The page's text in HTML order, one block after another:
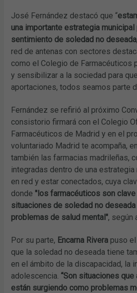
José Fernández destacó que “
una importante estrategia municipal
sentimiento de soledad no deseada
red de antenas con sectores
como el Colegio de Farmacéuticos
y sensibilizar a la sociedad para
aportaciones, todos seamos parte
Fernández se refirió al próximo
consistorio firmará con el Colegio
Farmacéuticos de Madrid y en el
voluntariado Madrid te acompaña,
también las farmacias madrileñas,
integradas dentro de una
en red y estar conectados, cuya
donde "los farmacéuticos son
situaciones de soledad no
problemas de salud mental", según
Por su parte, Encarna Rivera puso
que la soledad no deseada tiene
en el ámbito de la discapacidad, la
adolescencia. “Son situaciones
están surgiendo como problemas